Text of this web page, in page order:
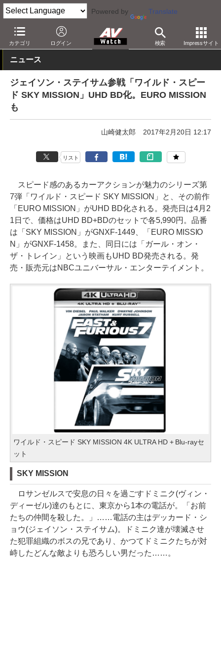
Powered by Translate
カテゴリ ログイン 検索 Impressサイト
AV Watch コンテンツ・サービス BD/DVD
ニュース
ジェイソン・ステイサム参戦「ワイルド・スピー
ド SKY MISSION」UHD BD化。EURO MISSION
も
山崎健太郎 2017年2月20日 12:17
リスト
スピード感のあるカーアクションが魅力のシリーズ第
7弾「ワイルド・スピード SKY MISSION」と、その前作
「EURO MISSION」がUHD BD化される。発売日は4月2
1日で、価格はUHD BD+BDのセットで各5,990円。品番
は「SKY MISSION」がGNXF-1449、「EURO MISSIO
N」がGNXF-1458。また、同日には「ガール・オン・
ザ・トレイン」という映画もUHD BD発売される。発
売・販売元はNBCユニバーサル・エンターテイメント。
ワイルド・スピード SKY MISSION 4K ULTRA HD + Blu-rayセ
ット
SKY MISSION
ロサンゼルスで安息の日々を過ごすドミニク(ヴィン・
ディーゼル)達のもとに、東京から1本の電話が。「お前
たちの仲間を殺した。」……電話の主はデッカード・シ
ョウ(ジェイソン・ステイサム)。ドミニク達が壊滅させ
た犯罪組織のボスの兄であり、かつてドミニクたちが対
峙したどんな敵よりも恐ろしい男だった……。